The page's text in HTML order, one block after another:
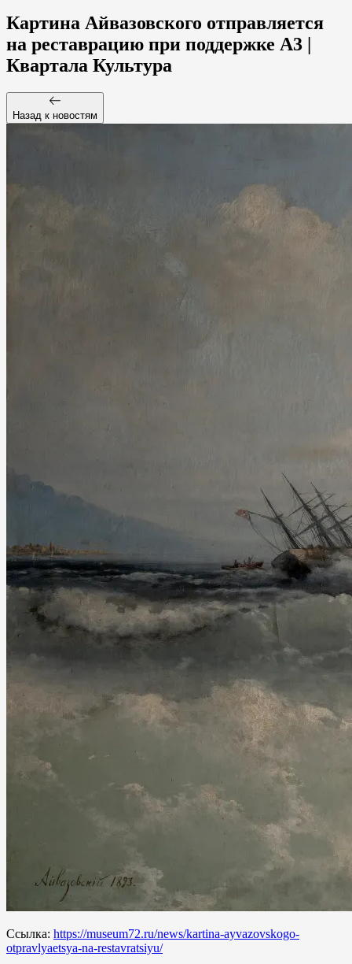
Картина Айвазовского отправляется
на реставрацию при поддержке А3 |
Квартала Культура
Назад к новостям
Ссылка: https://museum72.ru/news/kartina-ayvazovskogo-
otpravlyaetsya-na-restavratsiyu/